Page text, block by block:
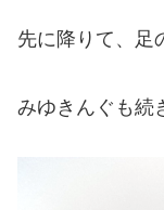
先に降りて、足
みゆきんぐも続